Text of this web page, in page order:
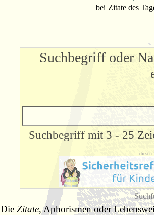
bei Zitate des
Suchbegriff oder
Suchbegriff mit 3 - 25
diesen
Die Zitate, Aphorismen oder